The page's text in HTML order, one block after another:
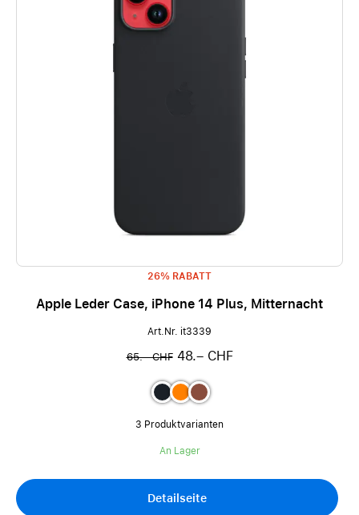
26% RABATT
Apple Leder Case, iPhone 14 Plus, Mitternacht
Art.Nr. it3339
65.– CHF48.– CHF
3 Produktvarianten
An Lager
Detailseite